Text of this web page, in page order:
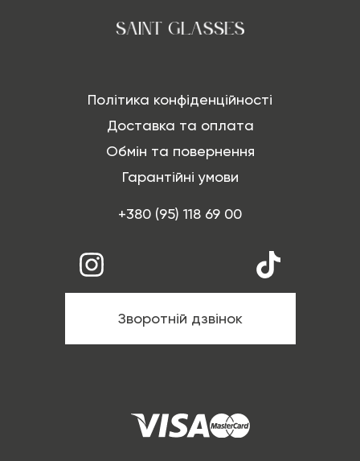
Політика конфіденційності
Доставка та оплата
Обмін та повернення
Гарантійні умови
+380 (95) 118 69 00
Зворотній дзвінок